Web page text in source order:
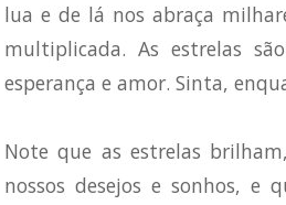
lua e de lá nos abraça
multiplicada. As estrelas
esperança e amor. Sinta,
Note que as estrelas
nossos desejos e sonhos, e